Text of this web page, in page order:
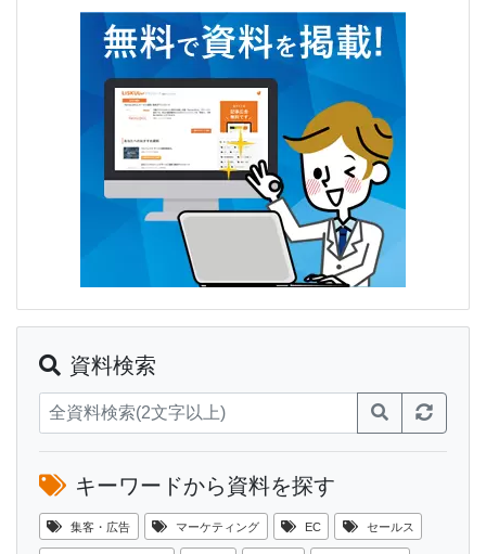
資料検索
キーワードから資料を探す
集客・広告 マーケティング EC セールス